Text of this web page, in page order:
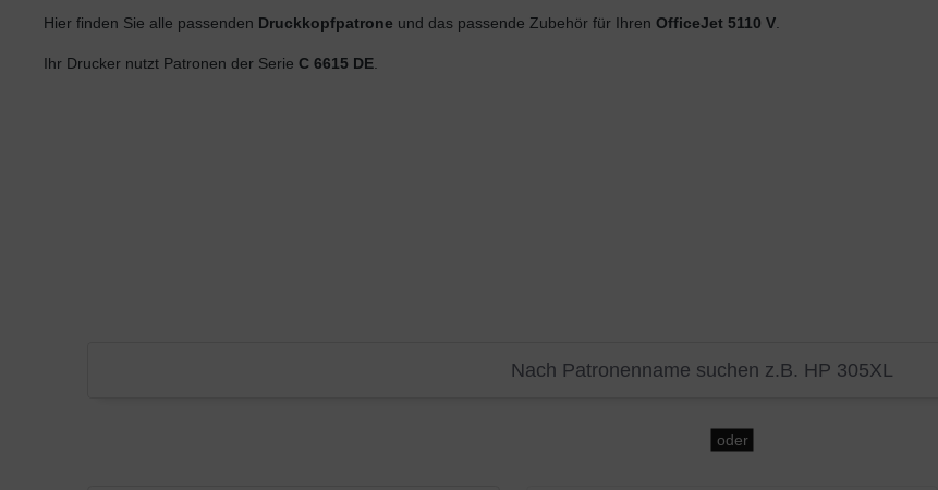
Hier finden Sie alle passenden Druckkopfpatrone und das passende Zubehör für Ihren OfficeJet 5110 V
Ihr Drucker nutzt Patronen der Serie C 6615 DE
oder